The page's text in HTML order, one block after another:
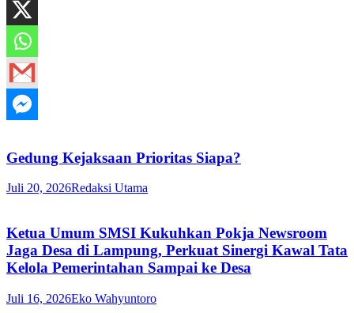
Gedung Kejaksaan Prioritas Siapa?
Juli 20, 2026Redaksi Utama
Ketua Umum SMSI Kukuhkan Pokja Newsroom
Jaga Desa di Lampung, Perkuat Sinergi Kawal Tata
Kelola Pemerintahan Sampai ke Desa
Juli 16, 2026Eko Wahyuntoro